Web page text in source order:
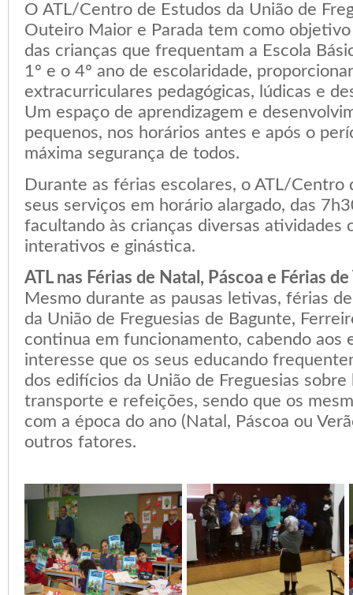
O ATL/Centro de Estudos da União de
Outeiro Maior e Parada tem como
das crianças que frequentam a Escola
1º e o 4º ano de escolaridade,
extracurriculares pedagógicas, lúdicas e
Um espaço de aprendizagem e
pequenos, nos horários antes e após o
máxima segurança de todos.
Durante as férias escolares, o ATL/Centro
seus serviços em horário alargado, das
facultando às crianças diversas atividades
interativos e ginástica.
ATL nas Férias de Natal, Páscoa e Férias de
Mesmo durante as pausas letivas, férias
da União de Freguesias de Bagunte,
continua em funcionamento, cabendo aos
interesse que os seus educando
dos edifícios da União de Freguesias
transporte e refeições, sendo que os
com a época do ano (Natal, Páscoa ou
outros fatores.